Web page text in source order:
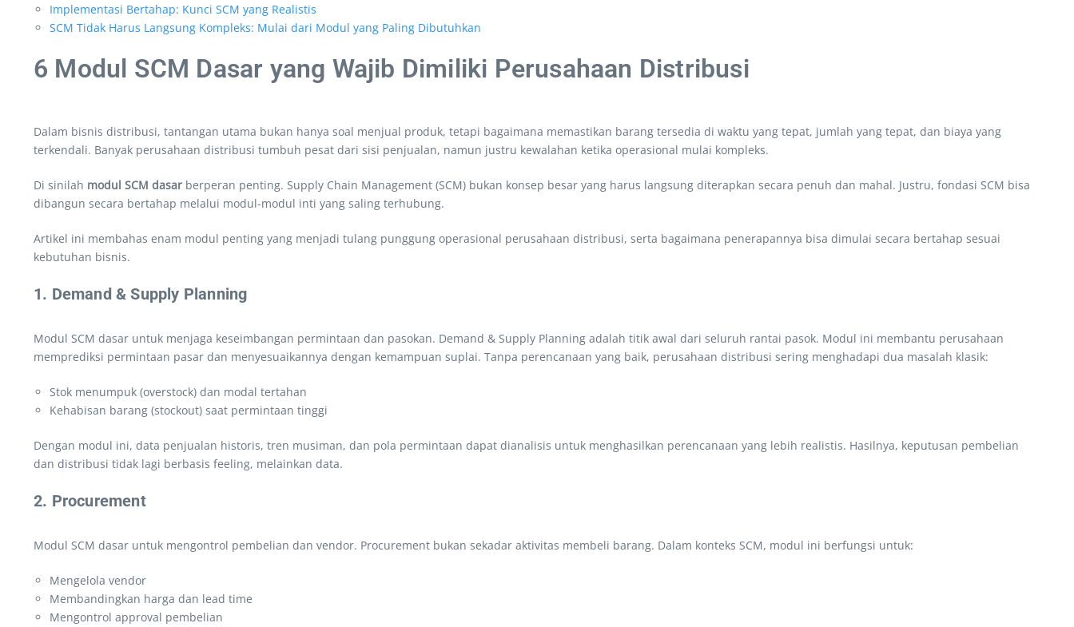
Implementasi Bertahap: Kunci SCM yang Realistis
SCM Tidak Harus Langsung Kompleks: Mulai dari Modul yang Paling Dibutuhkan
6 Modul SCM Dasar yang Wajib Dimiliki Perusahaan Distribusi
Dalam bisnis distribusi, tantangan utama bukan hanya soal menjual produk, tetapi bagaimana memastikan barang tersedia di waktu yang tepat, jumlah yang tepat, dan biaya yang
terkendali. Banyak perusahaan distribusi tumbuh pesat dari sisi penjualan, namun justru kewalahan ketika operasional mulai kompleks.
Di sinilah modul SCM dasar berperan penting. Supply Chain Management (SCM) bukan konsep besar yang harus langsung diterapkan secara penuh dan mahal. Justru, fondasi SCM bisa
dibangun secara bertahap melalui modul-modul inti yang saling terhubung.
Artikel ini membahas enam modul penting yang menjadi tulang punggung operasional perusahaan distribusi, serta bagaimana penerapannya bisa dimulai secara bertahap sesuai
kebutuhan bisnis.
1. Demand & Supply Planning
Modul SCM dasar untuk menjaga keseimbangan permintaan dan pasokan. Demand & Supply Planning adalah titik awal dari seluruh rantai pasok. Modul ini membantu perusahaan
memprediksi permintaan pasar dan menyesuaikannya dengan kemampuan suplai. Tanpa perencanaan yang baik, perusahaan distribusi sering menghadapi dua masalah klasik:
Stok menumpuk (overstock) dan modal tertahan
Kehabisan barang (stockout) saat permintaan tinggi
Dengan modul ini, data penjualan historis, tren musiman, dan pola permintaan dapat dianalisis untuk menghasilkan perencanaan yang lebih realistis. Hasilnya, keputusan pembelian
dan distribusi tidak lagi berbasis feeling, melainkan data.
2. Procurement
Modul SCM dasar untuk mengontrol pembelian dan vendor. Procurement bukan sekadar aktivitas membeli barang. Dalam konteks SCM, modul ini berfungsi untuk:
Mengelola vendor
Membandingkan harga dan lead time
Mengontrol approval pembelian